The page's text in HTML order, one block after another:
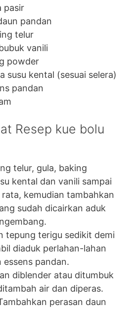
pasir
pandan
telur
vanili
powder
susu kental (sesuai selera)
pandan
Resep kue bolu
telur, gula, baking
kental dan vanili sampai
kemudian tambahkan
sudah dicairkan aduk
tepung terigu sedikit demi
diaduk perlahan-lahan
essens pandan.
diblender atau ditumbuk
air dan diperas.
perasan daun